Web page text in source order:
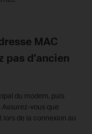
MAC
pas d’ancien
du modem, puis
vous que
lors de la connexion au